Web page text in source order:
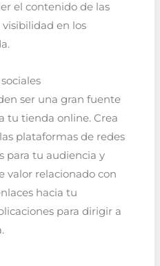
el contenido de las
en los
ser una gran fuente
tu tienda online. Crea
plataformas de redes
para tu audiencia y
valor relacionado con
hacia tu
para dirigir a